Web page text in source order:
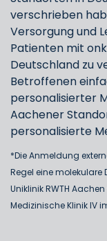
verschrieben
Versorgung und
Patienten mit
Deutschland zu
Betroffenen
personalisierter
Aachener
personalisierte
*Die Anmeldung
Regel eine
Uniklinik RWTH
Medizinische Klinik IV